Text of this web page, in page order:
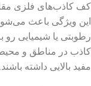
کف کاذب‌های فلزی
این ویژگی باعث
رطوبتی یا شیمیایی
کاذب در مناطق و
مفید بالایی داشته باشند.